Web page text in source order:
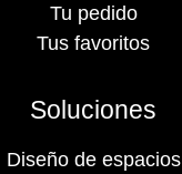
Tu pedido
Tus favoritos
Soluciones
Diseño de espacios